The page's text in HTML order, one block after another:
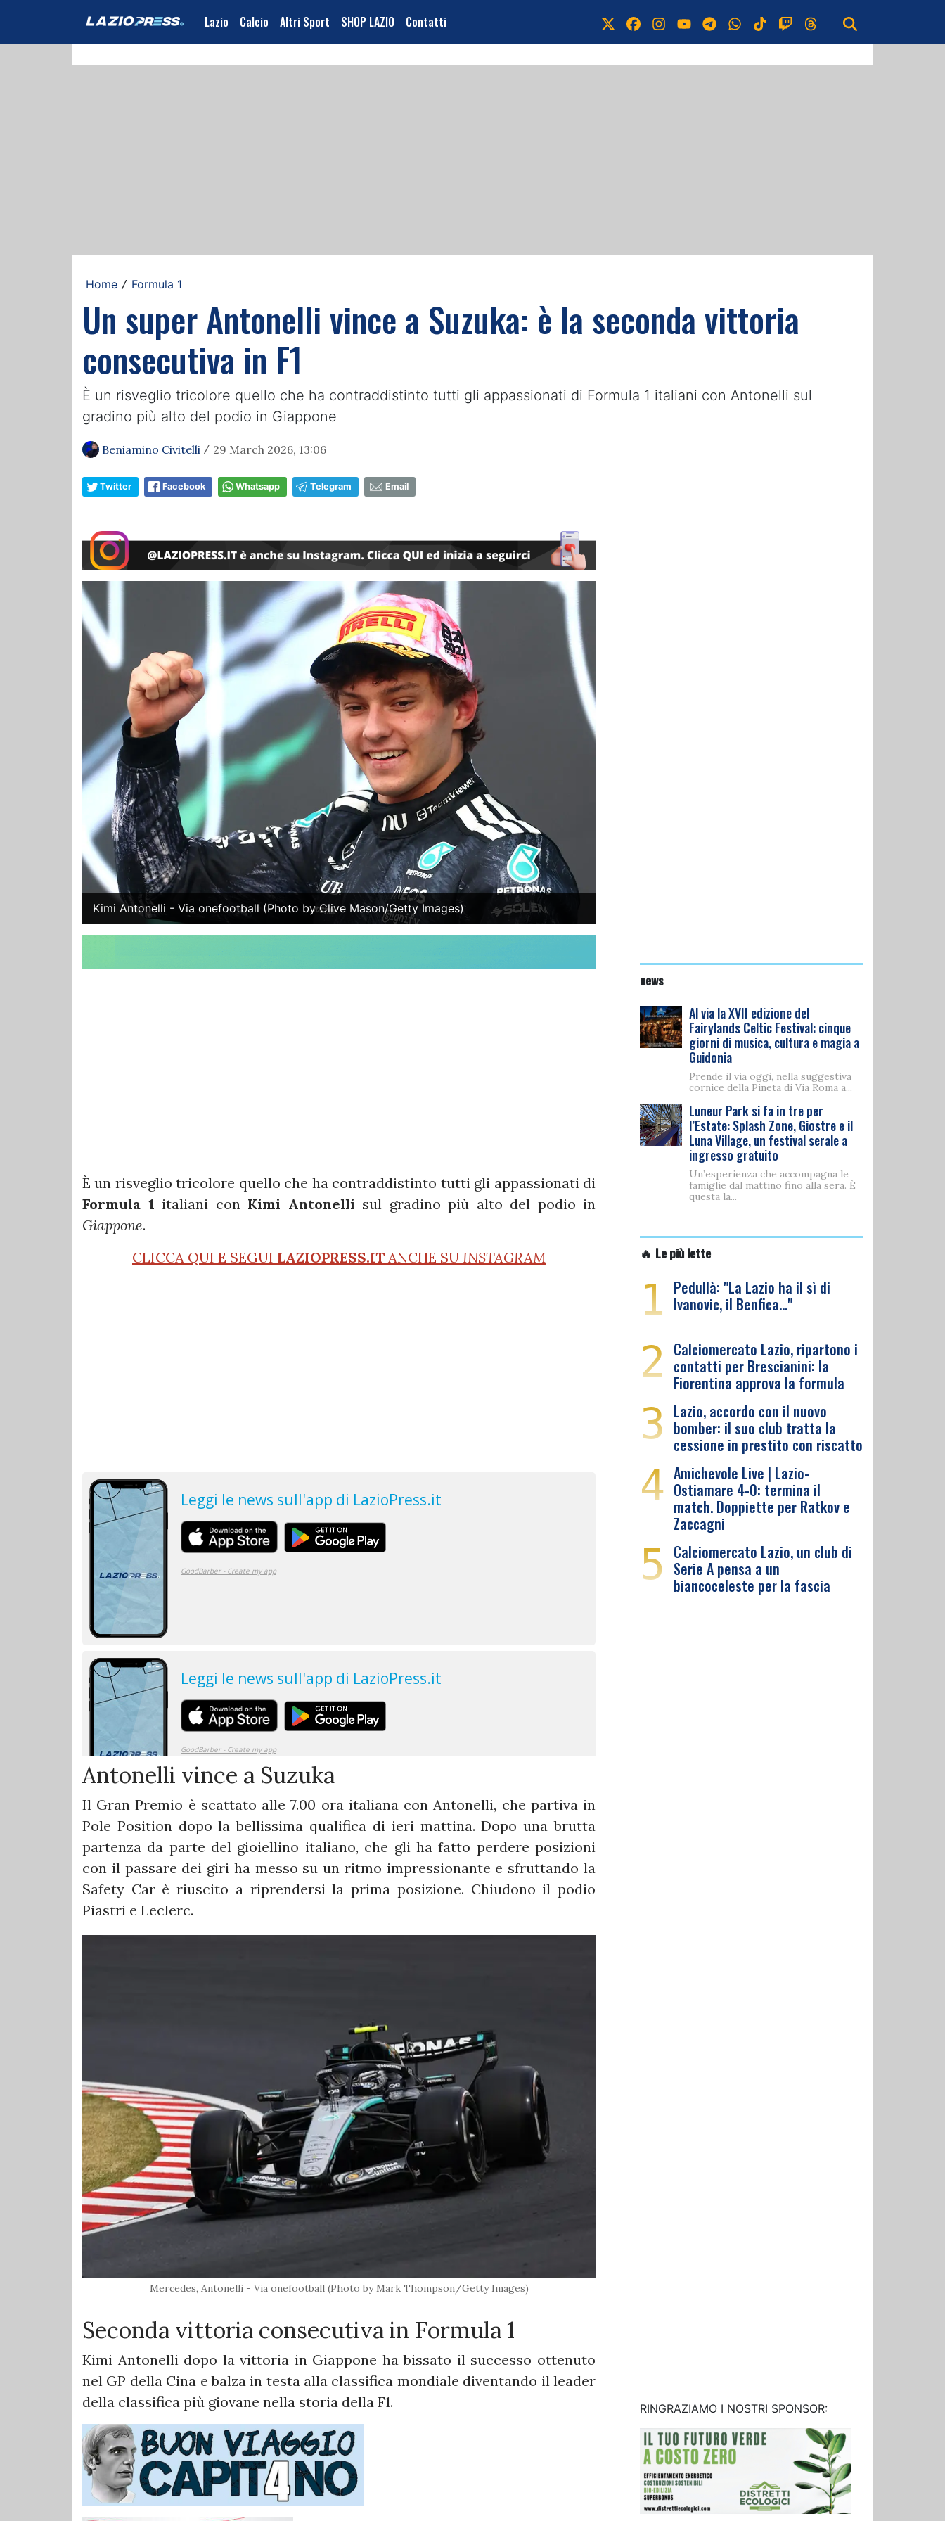
Lazio Calcio Altri Sport SHOP LAZIO Contatti
Home / Formula 1
Un super Antonelli vince a Suzuka: è la seconda vittoria
consecutiva in F1
È un risveglio tricolore quello che ha contraddistinto tutti gli appassionati di Formula 1 italiani con Antonelli sul
gradino più alto del podio in Giappone
Beniamino Civitelli / 29 March 2026, 13:06
Twitter Facebook Whatsapp Telegram Email
Kimi Antonelli - Via onefootball (Photo by Clive Mason/Getty Images)
È un risveglio tricolore quello che ha contraddistinto tutti gli appassionati di
Formula 1 italiani con Kimi Antonelli sul gradino più alto del podio in
Giappone.
CLICCA QUI E SEGUI LAZIOPRESS.IT ANCHE SU INSTAGRAM
Antonelli vince a Suzuka
Il Gran Premio è scattato alle 7.00 ora italiana con Antonelli, che partiva in
Pole Position dopo la bellissima qualifica di ieri mattina. Dopo una brutta
partenza da parte del gioiellino italiano, che gli ha fatto perdere posizioni
con il passare dei giri ha messo su un ritmo impressionante e sfruttando la
Safety Car è riuscito a riprendersi la prima posizione. Chiudono il podio
Piastri e Leclerc.
Mercedes, Antonelli - Via onefootball (Photo by Mark Thompson/Getty Images)
Seconda vittoria consecutiva in Formula 1
Kimi Antonelli dopo la vittoria in Giappone ha bissato il successo ottenuto
nel GP della Cina e balza in testa alla classifica mondiale diventando il leader
della classifica più giovane nella storia della F1.
news
Al via la XVII edizione del
Fairylands Celtic Festival: cinque
giorni di musica, cultura e magia a
Guidonia
Prende il via oggi, nella suggestiva
cornice della Pineta di Via Roma a...
Luneur Park si fa in tre per
l’Estate: Splash Zone, Giostre e il
Luna Village, un festival serale a
ingresso gratuito
Un’esperienza che accompagna le
famiglie dal mattino fino alla sera. È
questa la...
🔥 Le più lette
1 Pedullà: "La Lazio ha il sì di
Ivanovic, il Benfica…"
2 Calciomercato Lazio, ripartono i
contatti per Brescianini: la
Fiorentina approva la formula
3 Lazio, accordo con il nuovo
bomber: il suo club tratta la
cessione in prestito con riscatto
4 Amichevole Live | Lazio-
Ostiamare 4-0: termina il
match. Doppiette per Ratkov e
Zaccagni
5 Calciomercato Lazio, un club di
Serie A pensa a un
biancoceleste per la fascia
RINGRAZIAMO I NOSTRI SPONSOR: